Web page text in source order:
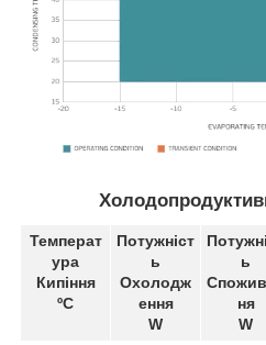
Температ
ура
Кипіння
ºC
Потужніст
ь
Охолодж
ення
W
ь
ня
W